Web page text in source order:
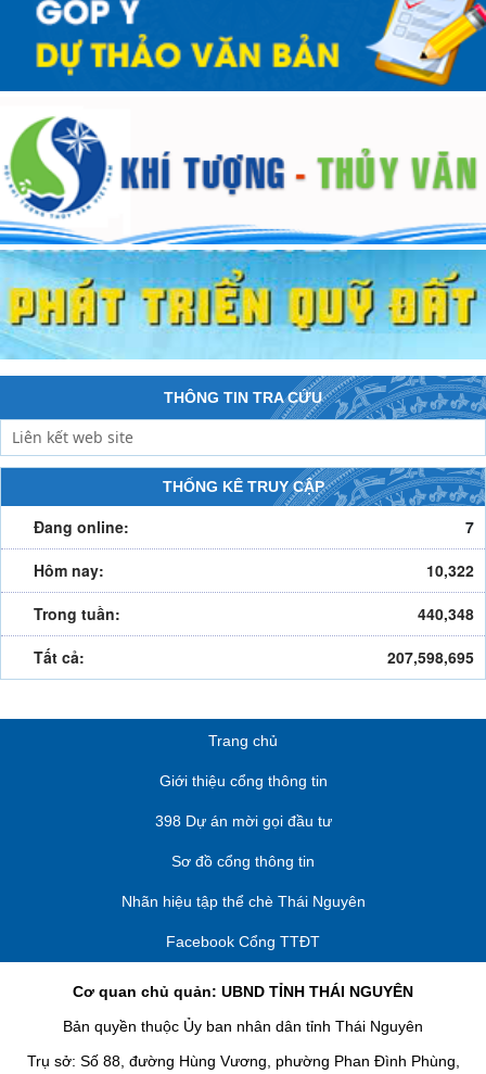
THÔNG TIN TRA CỨU
THỐNG KÊ TRUY CẬP
Đang online:
7
Hôm nay:
10,322
Trong tuần:
440,348
Tất cả:
207,598,695
Trang chủ
Giới thiệu cổng thông tin
398 Dự án mời gọi đầu tư
Sơ đồ cổng thông tin
Nhãn hiệu tập thể chè Thái Nguyên
Facebook Cổng TTĐT
Cơ quan chủ quản: UBND TỈNH THÁI NGUYÊN
Bản quyền thuộc Ủy ban nhân dân tỉnh Thái Nguyên
Trụ sở: Số 88, đường Hùng Vương, phường Phan Đình Phùng,